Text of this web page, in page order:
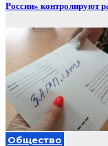
России» контролируют
Общество